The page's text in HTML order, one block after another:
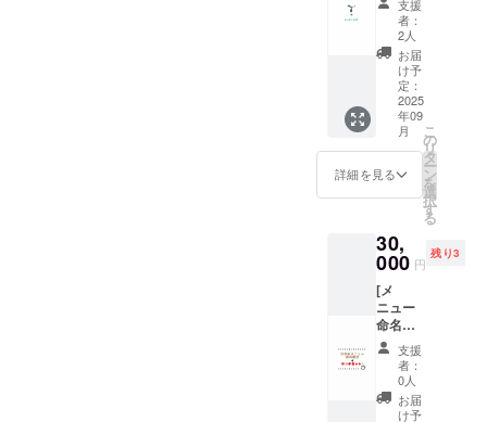
「ス
ペース
喜喜」
の飲食
の際に
ご利用
いただ
けま
す。 住
所 千
7952 カ
フェ営
業時間
11:30〜
16:30(L
O
16:00)
・有効
期限：
2025年
9月10日
クサー
ビス券1
枚] 竹細
工で作
られた
トンボ
型ヤジ
ロベエ1
個とカ
フェで
使える
ドリン
サービ
ス券1枚
を送ら
せてい
ただき
ます。
チケッ
トは今
回の活
動拠点
である
支援
者：
2人
お届
け予
定：
2025
年09
月
詳細を見る
こ
の
リ
タ
ー
ン
を
選
択
す
る
30,
000 円
残り3
[メ
ニュー
命名権
（かき
氷）＋
ランチ
セット
券１枚]
支援
者：
0人
お届
け予